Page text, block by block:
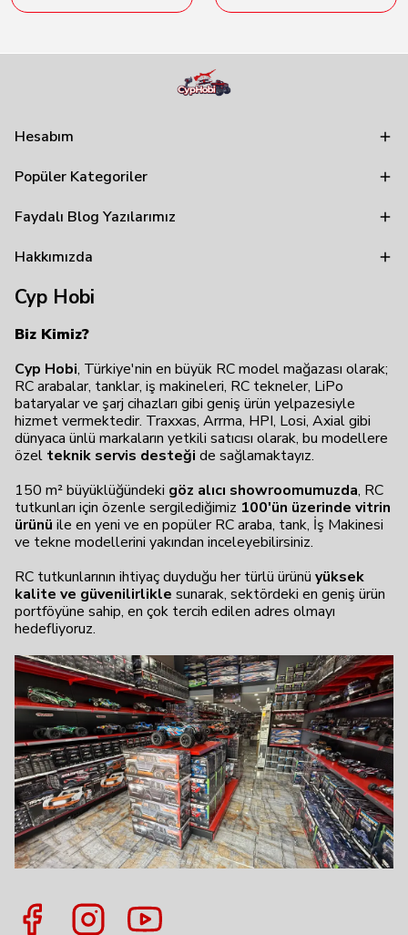
Hesabım
Popüler Kategoriler
Faydalı Blog Yazılarımız
Hakkımızda
Cyp Hobi
Biz Kimiz?
Cyp Hobi, Türkiye'nin en büyük RC model mağazası olarak;
RC arabalar, tanklar, iş makineleri, RC tekneler, LiPo
bataryalar ve şarj cihazları gibi geniş ürün yelpazesiyle
hizmet vermektedir. Traxxas, Arrma, HPI, Losi, Axial gibi
dünyaca ünlü markaların yetkili satıcısı olarak, bu modellere
özel teknik servis desteği de sağlamaktayız.
150 m² büyüklüğündeki göz alıcı showroomumuzda, RC
tutkunları için özenle sergilediğimiz 100'ün üzerinde vitrin
ürünü ile en yeni ve en popüler RC araba, tank, İş Makinesi
ve tekne modellerini yakından inceleyebilirsiniz.
RC tutkunlarının ihtiyaç duyduğu her türlü ürünü yüksek
kalite ve güvenilirlikle sunarak, sektördeki en geniş ürün
portföyüne sahip, en çok tercih edilen adres olmayı
hedefliyoruz.